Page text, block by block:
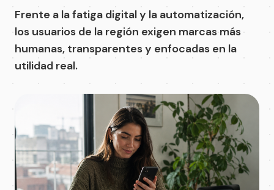
Frente a la fatiga digital y la automatización,
los usuarios de la región exigen marcas más
humanas, transparentes y enfocadas en la
utilidad real.